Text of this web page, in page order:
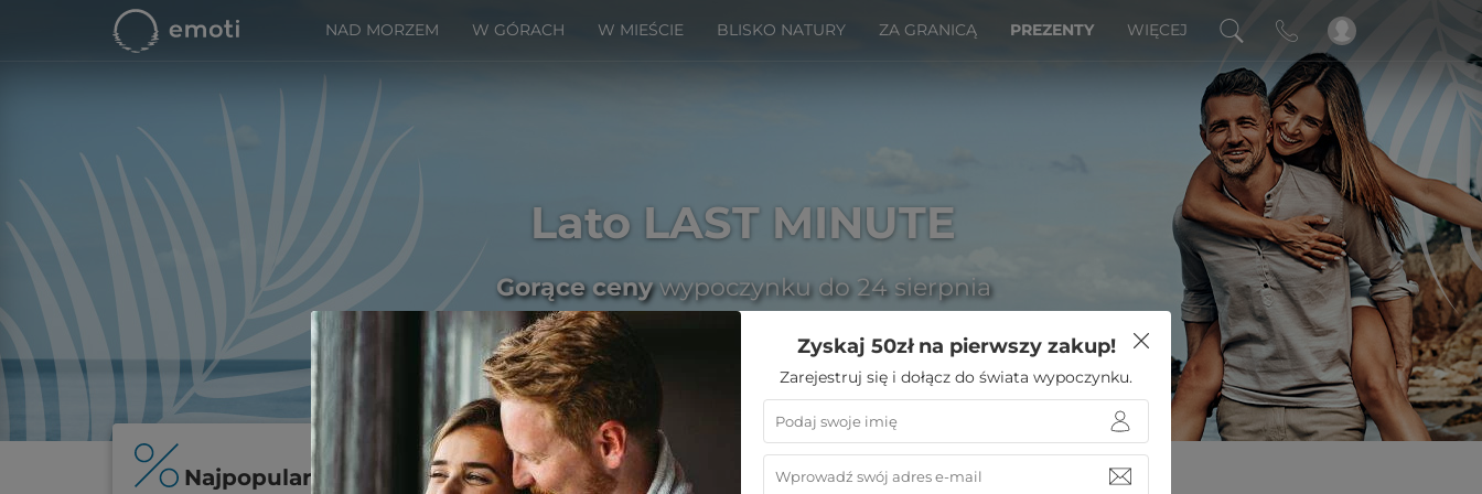
NAD MORZEM W GÓRACH W MIEŚCIE BLISKO NATURY ZA GRANICĄ PREZENTY WIĘCEJ
Lato LAST MINUTE
Gorące cenywypoczynku do 24 sierpnia
Najpopularniejsze oferty
Zyskaj 50zł na pierwszy zakup!
Zarejestruj się i dołącz do świata wypoczynku.